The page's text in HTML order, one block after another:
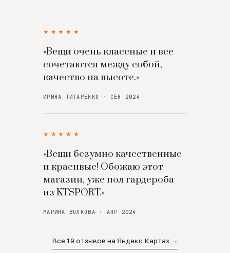
★★★★★
«Вещи очень классные и все
сочетаются между собой,
качество на высоте.»
ИРИНА ТИТАРЕНКО · СЕН 2024
★★★★★
«Вещи безумно качественные
и красивые! Обожаю этот
магазин, уже пол гардероба
из KTSPORT.»
МАРИНА ВОЛКОВА · АПР 2024
Все 19 отзывов на Яндекс Картах →